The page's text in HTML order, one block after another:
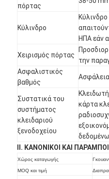
πόρτας
Κύλινδρο
ΗΠΑ εάν
Χειρισμός πόρτας
την
Ασφαλιστικός
βαθμός
Συστατικά του
συστήματος
κλειδαριού
ξενοδοχείου
κάρτα
ΙΙ. ΚΑΝΟΝΙΚΟΙ ΚΑΙ
Χώρος καταγωγής
MOQ και τιμή